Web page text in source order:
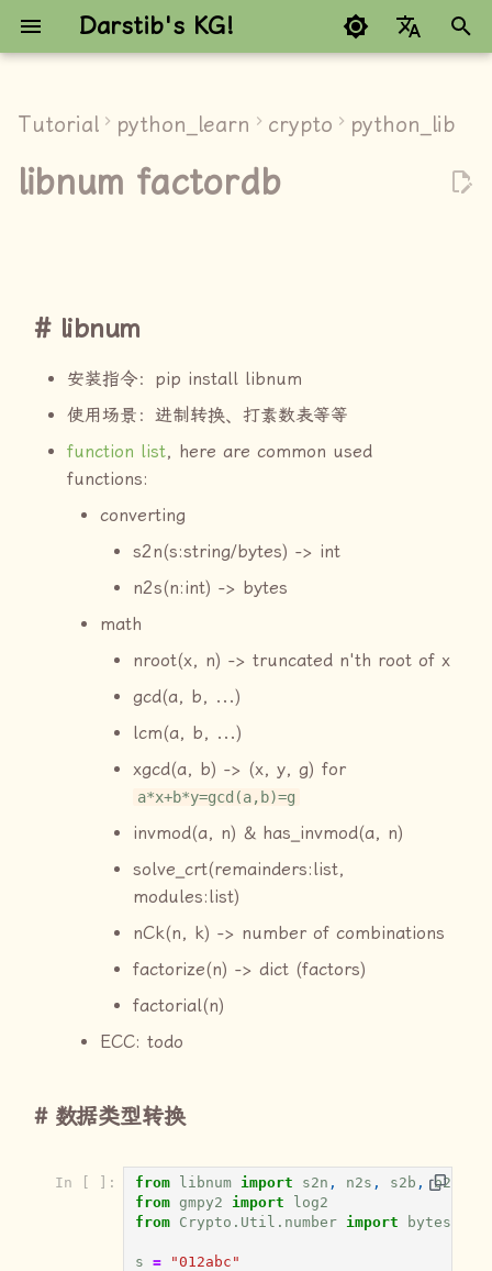
Darstib's KG!
入
开
数据类型转换
Tutorial python_learn crypto python_lib
libnum factordb
libnum
安装指令：pip install libnum
使用场景：进制转换、打素数表等等
function list, here are common used
functions:
converting
s2n(s:string/bytes) -> int
n2s(n:int) -> bytes
math
nroot(x, n) -> truncated n'th root of x
gcd(a, b, ...)
lcm(a, b, ...)
xgcd(a, b) -> (x, y, g) for
a*x+b*y=gcd(a,b)=g
invmod(a, n) & has_invmod(a, n)
solve_crt(remainders:list,
modules:list)
nCk(n, k) -> number of combinations
factorize(n) -> dict (factors)
factorial(n)
ECC: todo
数据类型转换
In [ ]: from libnum import s2n , n2s , s2b ,
b2s
from gmpy2 import
log2
from Crypto.Util.number import
s =
"012abc"